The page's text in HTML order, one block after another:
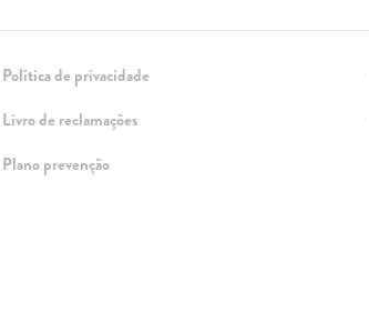
Política de privacidade
Livro de reclamações
Plano prevenção